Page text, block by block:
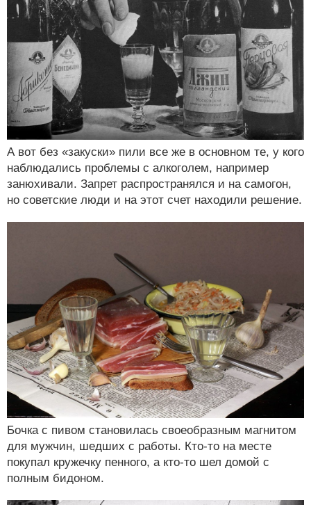
А вот без «закуски» пили все же в основном те, у кого
наблюдались проблемы с алкоголем, например
занюхивали. Запрет распространялся и на самогон,
но советские люди и на этот счет находили решение.
Бочка с пивом становилась своеобразным магнитом
для мужчин, шедших с работы. Кто-то на месте
покупал кружечку пенного, а кто-то шел домой с
полным бидоном.